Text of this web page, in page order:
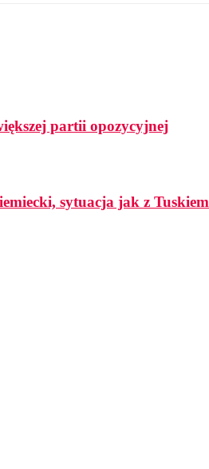
partii opozycyjnej
sytuacja jak z Tuskiem